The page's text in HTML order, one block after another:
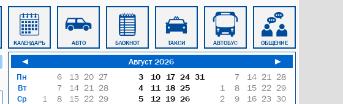
КАЛЕНДАРЬ АВТО БЛОКНОТ ТАКСИ АВТОБУС ОБЩЕНИЕ
◄ Август 2026
►
Пн
Вт
Ср
6 13 20 27
7
14 21
28
1
8 15 22 29
3 10 17 24 31
4
11 18 25
5
12 19 26
7 14 21
28
1
8 15 22 29
2
9 16 23 30